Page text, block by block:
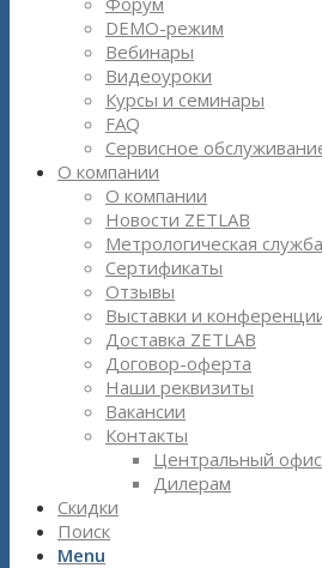
DEMO-режим
Вебинары
Видеоуроки
Курсы и семинары
FAQ
Сервисное
О компании
О компании
Новости ZETLAB
Метрологическая служба
Сертификаты
Отзывы
Выставки и
Доставка ZETLAB
Договор-оферта
Наши реквизиты
Вакансии
Контакты
Центральный офис
Дилерам
Скидки
Поиск
Menu